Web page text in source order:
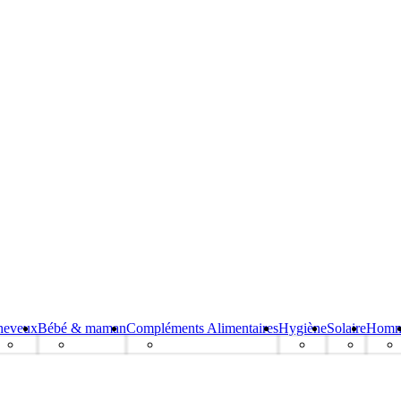
Bébé & mamanCompléments AlimentairesHygièneSolaire